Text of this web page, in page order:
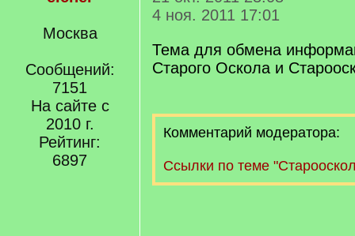
Москва
Сообщений:
7151
На сайте с
2010 г.
Рейтинг:
6897
4 ноя. 2011 17:01
Тема для обмена
Старого Оскола и
Комментарий модератора:
Ссылки по теме